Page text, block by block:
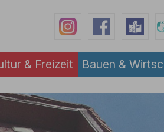
& Freizeit Bauen &